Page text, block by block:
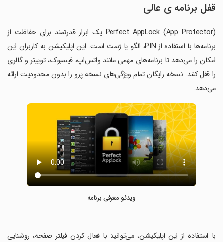
قفل برنامه ی عالی
Perfect AppLock (App Protector) یک ابزار قدرتمند برای حفاظت از
برنامه‌ها با استفاده از PIN، الگو یا ژست است. این اپلیکیشن به کاربران این
امکان را می‌دهد تا برنامه‌های مهمی مانند واتس‌اپ، فیسبوک، توییتر و گالری
را قفل کنند. نسخه رایگان تمام ویژگی‌های نسخه پرو را بدون محدودیت ارائه
می‌دهد.
ویدئو معرفی برنامه
‏با استفاده از این اپلیکیشن، می‌توانید با فعال کردن فیلتر صفحه، روشنایی